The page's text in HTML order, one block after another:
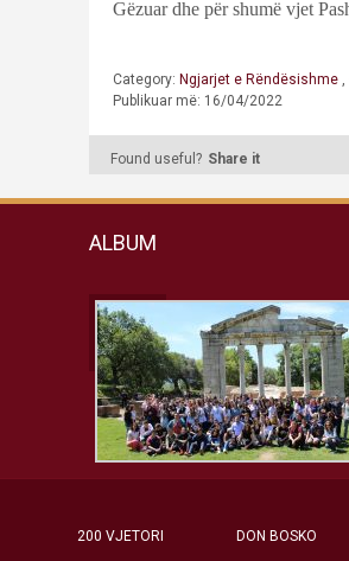
Gëzuar dhe për shumë vjet
Category: Ngjarjet e Rëndësishme ,
Publikuar më: 16/04/2022
Found useful? Share it
ALBUM
200 VJETORI DON BOSKO